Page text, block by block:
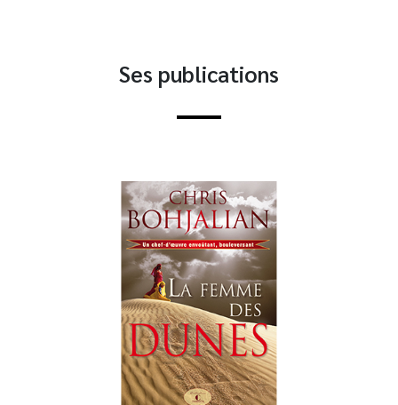
Ses publications